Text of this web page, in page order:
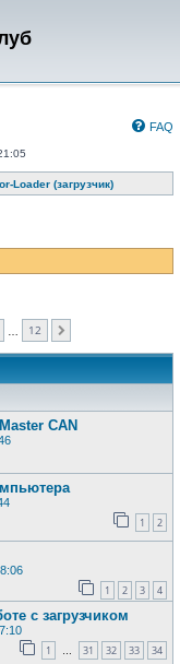
FAQ
Loader (загрузчик)
12
CAN
1 2
1 2 3 4
с загрузчиком
1 … 31 32 33 34